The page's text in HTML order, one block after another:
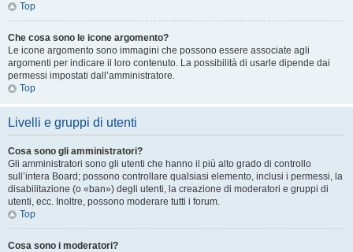
Top
Che cosa sono le icone argomento?
Le icone argomento sono immagini che possono essere associate agli
argomenti per indicare il loro contenuto. La possibilità di usarle dipende dai
permessi impostati dall’amministratore.
Top
Livelli e gruppi di utenti
Cosa sono gli amministratori?
Gli amministratori sono gli utenti che hanno il più alto grado di controllo
sull’intera Board; possono controllare qualsiasi elemento, inclusi i permessi, la
disabilitazione (o «ban») degli utenti, la creazione di moderatori e gruppi di
utenti, ecc. Inoltre, possono moderare tutti i forum.
Top
Cosa sono i moderatori?